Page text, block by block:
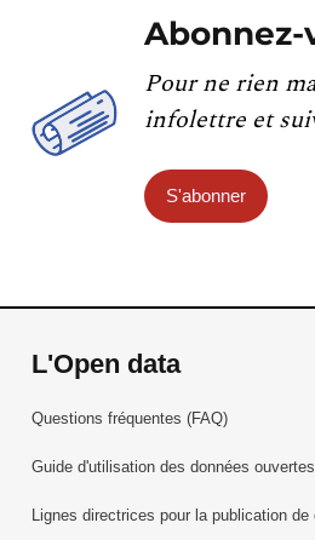
Pour ne rien
infolettre et
S'abonner
L'Open data
Questions fréquentes (FAQ)
Guide d'utilisation des données ouvertes
Lignes directrices pour la publication de